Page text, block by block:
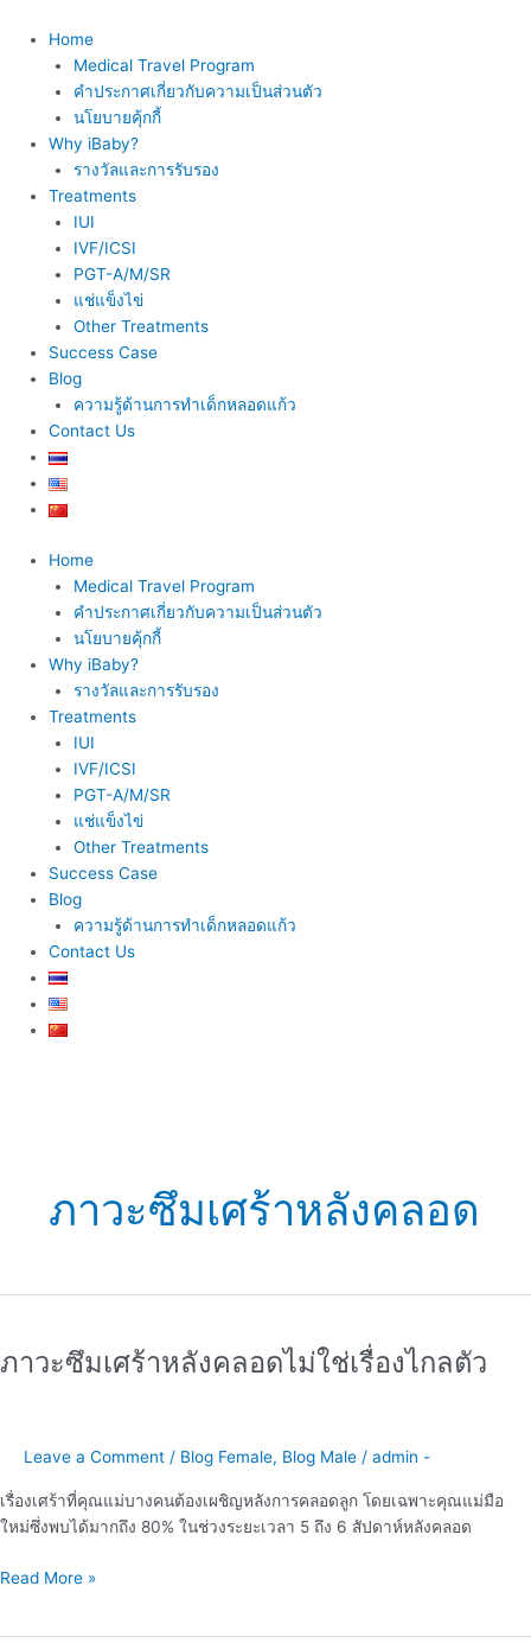
content
Home
Medical Travel Program
คำประกาศเกี่ยวกับความเป็นส่วนตัว
นโยบายคุ้กกี้
Why iBaby?
รางวัลและการรับรอง
Treatments
IUI
IVF/ICSI
PGT-A/M/SR
แช่แข็งไข่
Other Treatments
Success Case
Blog
ความรู้ด้านการทำเด็กหลอดแก้ว
Contact Us
Home
Medical Travel Program
คำประกาศเกี่ยวกับความเป็นส่วนตัว
นโยบายคุ้กกี้
Why iBaby?
รางวัลและการรับรอง
Treatments
IUI
IVF/ICSI
PGT-A/M/SR
แช่แข็งไข่
Other Treatments
Success Case
Blog
ความรู้ด้านการทำเด็กหลอดแก้ว
Contact Us
ภาวะซึมเศร้าหลังคลอด
ภาวะซึมเศร้าหลังคลอดไม่ใช่เรื่องไกลตัว
Leave a Comment / Blog Female, Blog Male / admin -
เรื่องเศร้าที่คุณแม่บางคนต้องเผชิญหลังการคลอดลูก โดยเฉพาะคุณแม่มือ
ใหม่ซึ่งพบได้มากถึง 80% ในช่วงระยะเวลา 5 ถึง 6 สัปดาห์หลังคลอด
เศร้า
เรื่อง
ไกล
ตัว
Read More »